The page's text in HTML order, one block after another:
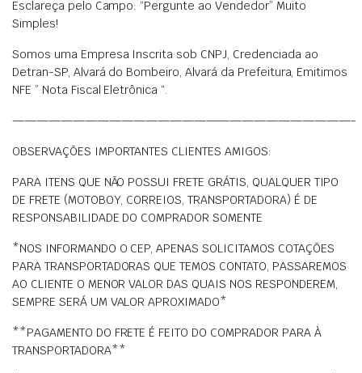
Esclareça pelo Campo: “Pergunte ao Vendedor” Muito
Simples!
Somos uma Empresa Inscrita sob CNPJ, Credenciada ao
Detran-SP, Alvará do Bombeiro, Alvará da Prefeitura, Emitimos
NFE ” Nota Fiscal Eletrônica “.
————————————————————————————-
OBSERVAÇÕES IMPORTANTES CLIENTES AMIGOS:
PARA ITENS QUE NÃO POSSUI FRETE GRÁTIS, QUALQUER TIPO
DE FRETE (MOTOBOY, CORREIOS, TRANSPORTADORA) É DE
RESPONSABILIDADE DO COMPRADOR SOMENTE
*NOS INFORMANDO O CEP, APENAS SOLICITAMOS COTAÇÕES
PARA TRANSPORTADORAS QUE TEMOS CONTATO, PASSAREMOS
AO CLIENTE O MENOR VALOR DAS QUAIS NOS RESPONDEREM,
SEMPRE SERÁ UM VALOR APROXIMADO*
**PAGAMENTO DO FRETE É FEITO DO COMPRADOR PARA À
TRANSPORTADORA**